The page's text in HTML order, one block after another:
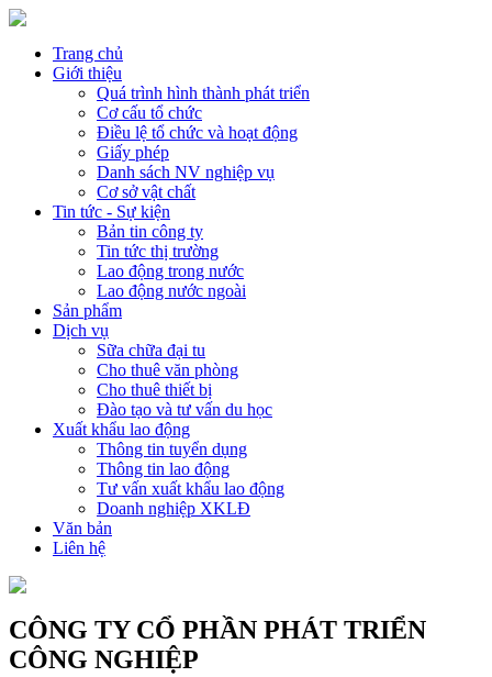
Trang chủ
Giới thiệu
Quá trình hình thành phát triển
Cơ cấu tổ chức
Điều lệ tổ chức và hoạt động
Giấy phép
Danh sách NV nghiệp vụ
Cơ sở vật chất
Tin tức - Sự kiện
Bản tin công ty
Tin tức thị trường
Lao động trong nước
Lao động nước ngoài
Sản phẩm
Dịch vụ
Sữa chữa đại tu
Cho thuê văn phòng
Cho thuê thiết bị
Đào tạo và tư vấn du học
Xuất khẩu lao động
Thông tin tuyển dụng
Thông tin lao động
Tư vấn xuất khẩu lao động
Doanh nghiệp XKLĐ
Văn bản
Liên hệ
CÔNG TY CỔ PHẦN PHÁT TRIỂN
CÔNG NGHIỆP